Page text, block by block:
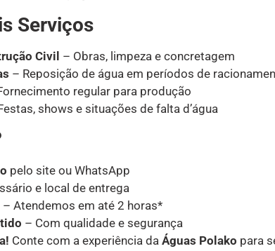
Serviços
Civil – Obras, limpeza e concretagem
– Reposição de água em períodos de
regular para produção
shows e situações de falta d’água
pelo site ou WhatsApp
e local de entrega
– Atendemos em até 2 horas*
– Com qualidade e segurança
Conte com a experiência da Águas Polako para